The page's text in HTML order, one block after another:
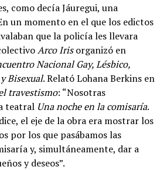
como decía Jáuregui, una
un momento en el que los edictos
que la policía les llevara
Arco Irisorganizó en
Nacional Gay, Lésbico,
Bisexual. Relató Lohana Berkins en
travestismo: “Nosotras
teatral Una noche en la comisaría.
el eje de la obra era mostrar los
por los que pasábamos las
y, simultáneamente, dar a
y deseos”.